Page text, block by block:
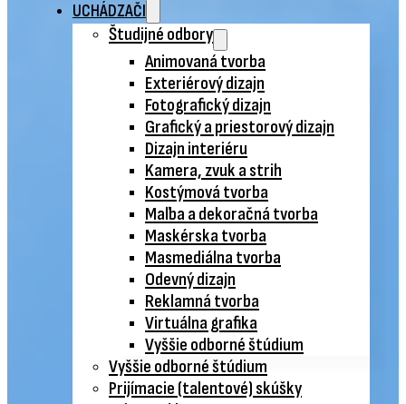
UCHÁDZAČI
Študijné odbory
Animovaná tvorba
Exteriérový dizajn
Fotografický dizajn
Grafický a priestorový dizajn
Dizajn interiéru
Kamera, zvuk a strih
Kostýmová tvorba
Maľba a dekoračná tvorba
Maskérska tvorba
Masmediálna tvorba
Odevný dizajn
Reklamná tvorba
Virtuálna grafika
Vyššie odborné štúdium
Vyššie odborné štúdium
Prijímacie (talentové) skúšky